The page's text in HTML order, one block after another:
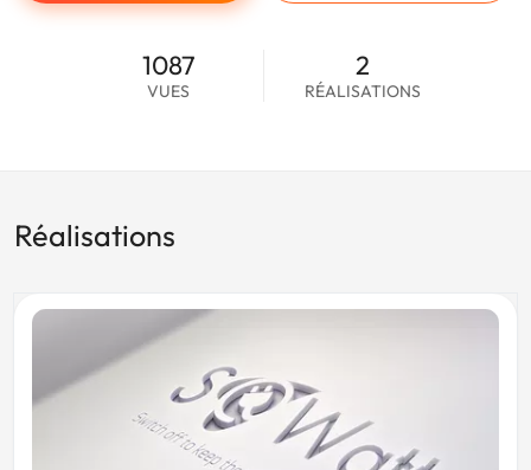
1087
VUES
2
RÉALISATIONS
Réalisations